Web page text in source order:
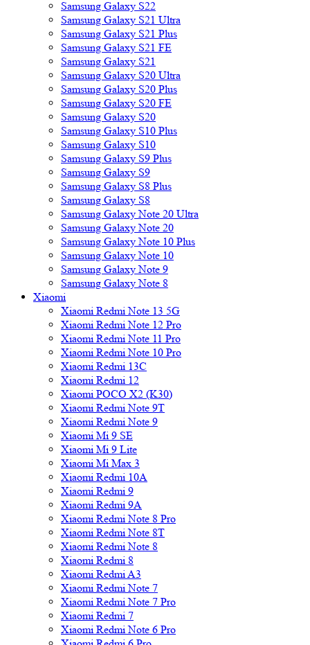
Samsung Galaxy S22
Samsung Galaxy S21 Ultra
Samsung Galaxy S21 Plus
Samsung Galaxy S21 FE
Samsung Galaxy S21
Samsung Galaxy S20 Ultra
Samsung Galaxy S20 Plus
Samsung Galaxy S20 FE
Samsung Galaxy S20
Samsung Galaxy S10 Plus
Samsung Galaxy S10
Samsung Galaxy S9 Plus
Samsung Galaxy S9
Samsung Galaxy S8 Plus
Samsung Galaxy S8
Samsung Galaxy Note 20 Ultra
Samsung Galaxy Note 20
Samsung Galaxy Note 10 Plus
Samsung Galaxy Note 10
Samsung Galaxy Note 9
Samsung Galaxy Note 8
Xiaomi
Xiaomi Redmi Note 13 5G
Xiaomi Redmi Note 12 Pro
Xiaomi Redmi Note 11 Pro
Xiaomi Redmi Note 10 Pro
Xiaomi Redmi 13C
Xiaomi Redmi 12
Xiaomi POCO X2 (K30)
Xiaomi Redmi Note 9T
Xiaomi Redmi Note 9
Xiaomi Mi 9 SE
Xiaomi Mi 9 Lite
Xiaomi Mi Max 3
Xiaomi Redmi 10A
Xiaomi Redmi 9
Xiaomi Redmi 9A
Xiaomi Redmi Note 8 Pro
Xiaomi Redmi Note 8T
Xiaomi Redmi Note 8
Xiaomi Redmi 8
Xiaomi Redmi A3
Xiaomi Redmi Note 7
Xiaomi Redmi Note 7 Pro
Xiaomi Redmi 7
Xiaomi Redmi Note 6 Pro